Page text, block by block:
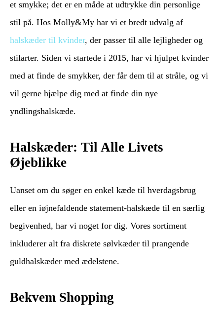
et smykke; det er en måde at udtrykke din personlige
stil på. Hos Molly&My har vi et bredt udvalg af
halskæder til kvinder, der passer til alle lejligheder og
stilarter. Siden vi startede i 2015, har vi hjulpet kvinder
med at finde de smykker, der får dem til at stråle, og vi
vil gerne hjælpe dig med at finde din nye
yndlingshalskæde.
Halskæder: Til Alle Livets
Øjeblikke
Uanset om du søger en enkel kæde til hverdagsbrug
eller en iøjnefaldende statement-halskæde til en særlig
begivenhed, har vi noget for dig. Vores sortiment
inkluderer alt fra diskrete sølvkæder til prangende
guldhalskæder med ædelstene.
Bekvem Shopping